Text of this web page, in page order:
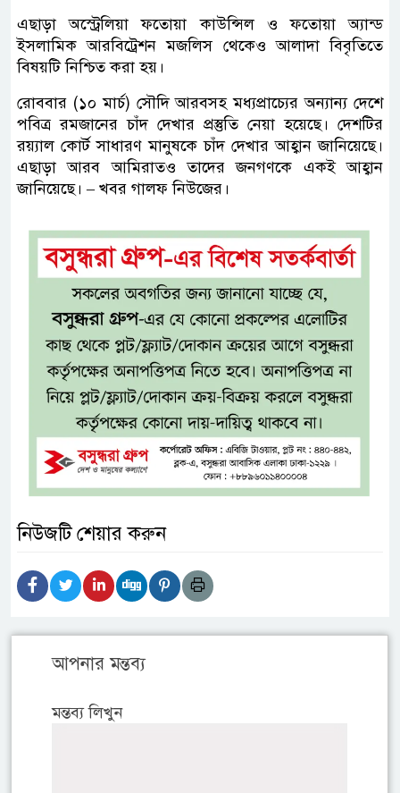
এছাড়া অস্ট্রেলিয়া ফতোয়া কাউন্সিল ও ফতোয়া অ্যান্ড
ইসলামিক আরবিট্রেশন মজলিস থেকেও আলাদা বিবৃতিতে
বিষয়টি নিশ্চিত করা হয়।
রোববার (১০ মার্চ) সৌদি আরবসহ মধ্যপ্রাচ্যের অন্যান্য দেশে
পবিত্র রমজানের চাঁদ দেখার প্রস্তুতি নেয়া হয়েছে। দেশটির
রয়্যাল কোর্ট সাধারণ মানুষকে চাঁদ দেখার আহ্বান জানিয়েছে।
এছাড়া আরব আমিরাতও তাদের জনগণকে একই আহ্বান
জানিয়েছে। – খবর গালফ নিউজের।
নিউজটি শেয়ার করুন
আপনার মন্তব্য
মন্তব্য লিখুন